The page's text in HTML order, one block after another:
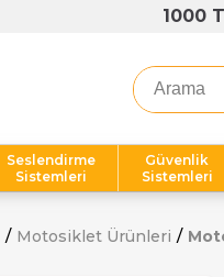
1000
Seslendirme
Sistemleri
Güvenlik
Sistemleri
Motosiklet Ürünleri